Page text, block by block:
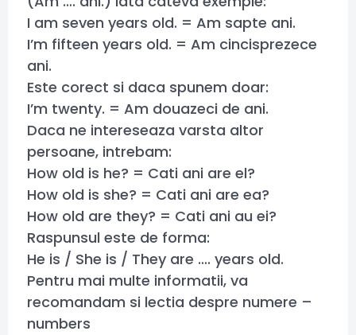
I am seven years old. = Am sapte ani.
I’m fifteen years old. = Am cincisprezece
ani.
Este corect si daca spunem doar:
I’m twenty. = Am douazeci de ani.
Daca ne intereseaza varsta altor
persoane, intrebam:
How old is he? = Cati ani are el?
How old is she? = Cati ani are ea?
How old are they? = Cati ani au ei?
Raspunsul este de forma:
He is / She is / They are …. years old.
Pentru mai multe informatii, va
recomandam si lectia despre numere –
numbers